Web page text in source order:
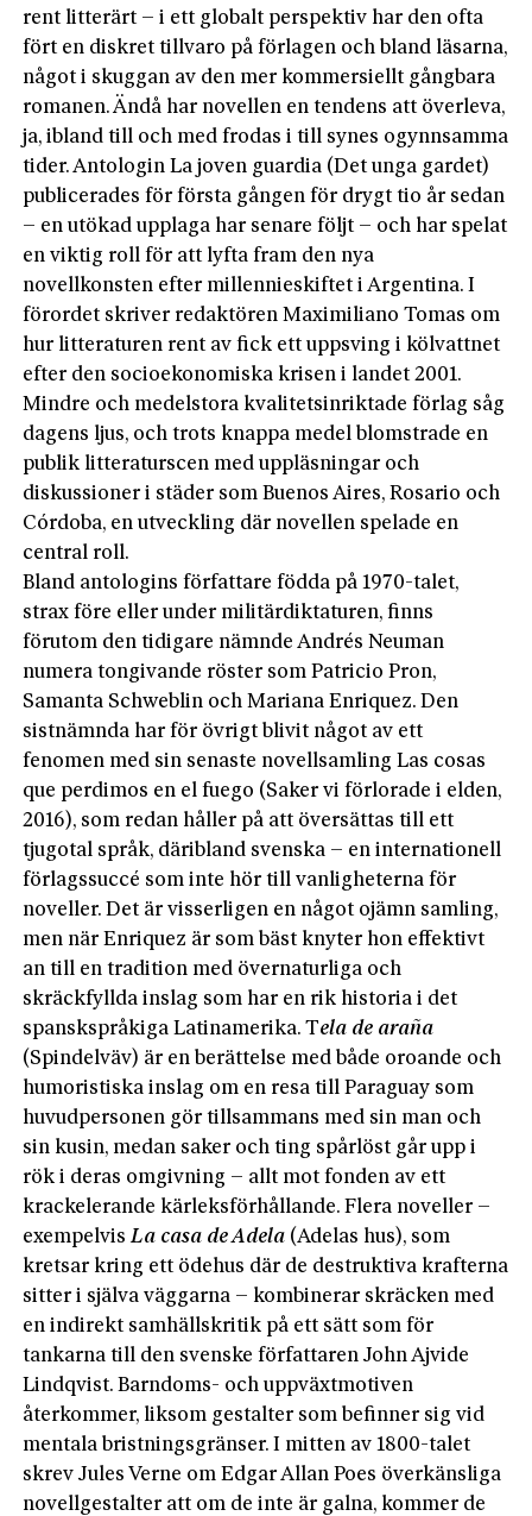
rent litterärt – i ett globalt perspektiv har den ofta
fört en diskret tillvaro på förlagen och bland läsarna,
något i skuggan av den mer kommersiellt gångbara
romanen. Ändå har novellen en tendens att överleva,
ja, ibland till och med frodas i till synes ogynnsamma
tider. Antologin La joven guardia (Det unga gardet)
publicerades för första gången för drygt tio år sedan
– en utökad upplaga har senare följt – och har spelat
en viktig roll för att lyfta fram den nya
novellkonsten efter millennieskiftet i Argentina. I
förordet skriver redaktören Maximiliano Tomas om
hur litteraturen rent av fick ett uppsving i kölvattnet
efter den socioekonomiska krisen i landet 2001.
Mindre och medelstora kvalitetsinriktade förlag såg
dagens ljus, och trots knappa medel blomstrade en
publik litteraturscen med uppläsningar och
diskussioner i städer som Buenos Aires, Rosario och
Córdoba, en utveckling där novellen spelade en
central roll.
Bland antologins författare födda på 1970-talet,
strax före eller under militärdiktaturen, finns
förutom den tidigare nämnde Andrés Neuman
numera tongivande röster som Patricio Pron,
Samanta Schweblin och Mariana Enriquez. Den
sistnämnda har för övrigt blivit något av ett
fenomen med sin senaste novellsamling Las cosas
que perdimos en el fuego (Saker vi förlorade i elden,
2016), som redan håller på att översättas till ett
tjugotal språk, däribland svenska – en internationell
förlagssuccé som inte hör till vanligheterna för
noveller. Det är visserligen en något ojämn samling,
men när Enriquez är som bäst knyter hon effektivt
an till en tradition med övernaturliga och
skräckfyllda inslag som har en rik historia i det
spanskspråkiga Latinamerika. Tela de araña
(Spindelväv) är en berättelse med både oroande och
humoristiska inslag om en resa till Paraguay som
huvudpersonen gör tillsammans med sin man och
sin kusin, medan saker och ting spårlöst går upp i
rök i deras omgivning – allt mot fonden av ett
krackelerande kärleksförhållande. Flera noveller –
exempelvisLa casa de Adela (Adelas hus), som
kretsar kring ett ödehus där de destruktiva krafterna
sitter i själva väggarna – kombinerar skräcken med
en indirekt samhällskritik på ett sätt som för
tankarna till den svenske författaren John Ajvide
Lindqvist. Barndoms- och uppväxtmotiven
återkommer, liksom gestalter som befinner sig vid
mentala bristningsgränser. I mitten av 1800-talet
skrev Jules Verne om Edgar Allan Poes överkänsliga
novellgestalter att om de inte är galna, kommer de